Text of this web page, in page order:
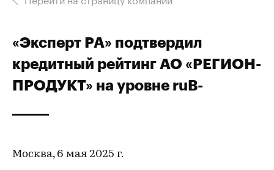
«Эксперт РА» подтвердил
кредитный рейтинг АО «РЕГИОН-
ПРОДУКТ» на уровне ruВ-
Москва, 6 мая 2025 г.